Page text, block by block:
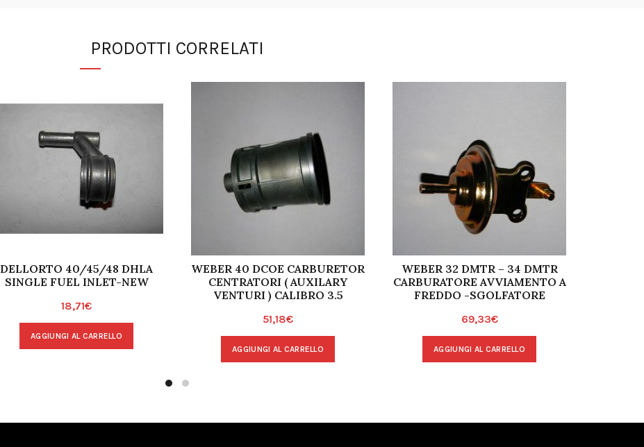
PRODOTTI CORRELATI
DELLORTO 40/45/48 DHLA
SINGLE FUEL INLET-NEW
18,71€
AGGIUNGI AL CARRELLO
WEBER 40 DCOE CARBURETOR
CENTRATORI ( AUXILARY
VENTURI ) CALIBRO 3.5
51,18€
AGGIUNGI AL CARRELLO
WEBER 32 DMTR – 34 DMTR
CARBURATORE AVVIAMENTO A
FREDDO -SGOLFATORE
69,33€
AGGIUNGI AL CARRELLO